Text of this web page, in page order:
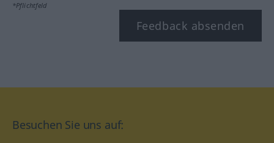
*Pflichtfeld
Feedback absenden
Besuchen Sie uns auf: